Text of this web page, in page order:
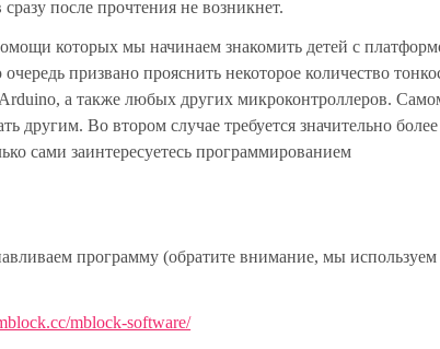
после прочтения не возникнет.
которых мы начинаем знакомить детей с
призвано прояснить некоторое количество
а также любых других микроконтроллеров.
другим. Во втором случае требуется значительно более
сами заинтересуетесь программированием
программу (обратите внимание, мы
mblock-software/